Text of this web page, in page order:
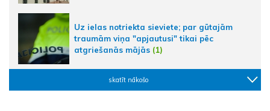
Uz ielas notriekta sieviete; par gūtajām
traumām viņa "apjautusi" tikai pēc
atgriešanās mājās (1)
skatīt nākošo